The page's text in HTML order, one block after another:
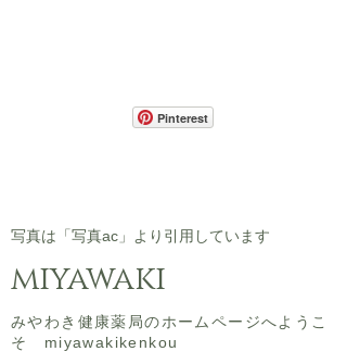
Pinterest
​写真は「写真ac」より引用しています
miyawaki
​みやわき健康薬局のホームページへようこ
そ miyawakikenkou